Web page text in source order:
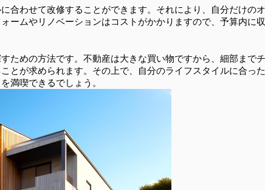
合わせて改修することができます。それにより、自分だけのオ
ームやリノベーションはコストがかかりますので、予算内に収
ための方法です。不動産は大きな買い物ですから、細部までチ
とが求められます。その上で、自分のライフスタイルに合った
満喫できるでしょう。